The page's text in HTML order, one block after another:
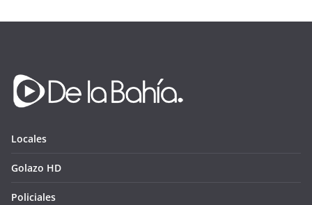
Locales
Golazo HD
Policiales